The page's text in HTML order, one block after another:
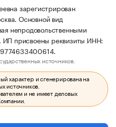
зарегистрирован
Основной вид
непродовольственными
ИП присвоены реквизиты ИНН:
источников.
характер и сгенерирована на
источников.
и не имеет деловых